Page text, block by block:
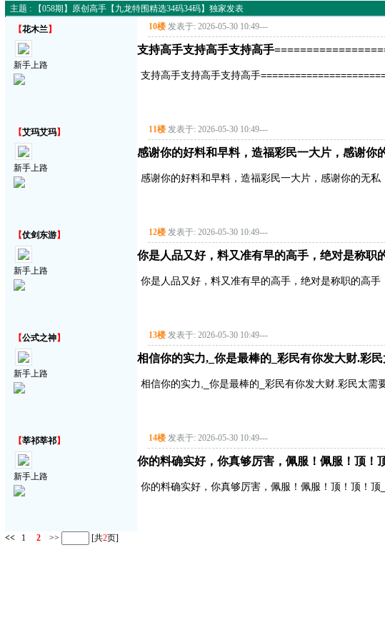
主题 : 【058期】原创高手【九龙特围精选34码34码】独家发表
【花木兰】
新手上路
10楼 发表于: 2026-05-30 10:49---
支持高手支持高手支持高手
支持高手支持高手支持高手
【艾玛艾玛】
新手上路
11楼 发表于: 2026-05-30 10:49---
感谢你的好料和早料，造福彩民一大片，感谢你
感谢你的好料和早料，造福彩民一大片，感谢你的无私
【仗剑东游】
新手上路
12楼 发表于: 2026-05-30 10:49---
你是人品又好，料又准有早的高手，绝对是称职
你是人品又好，料又准有早的高手，绝对是称职的高手
【公式之神】
新手上路
13楼 发表于: 2026-05-30 10:49---
相信你的实力,_你是最棒的_彩民有你发大财.彩
相信你的实力,_你是最棒的_彩民有你发大财.彩民太需
【莘祁莘祁】
新手上路
14楼 发表于: 2026-05-30 10:49---
你的料确实好，你真够厉害，佩服！佩服！顶！
你的料确实好，你真够厉害，佩服！佩服！顶！顶！顶
<< 1 2 >> [共2页]